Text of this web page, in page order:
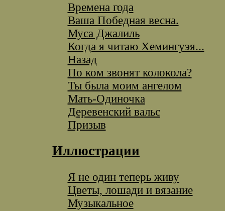
Времена года
Ваша Победная весна.
Муса Джалиль
Когда я читаю Хемингуэя...
Назад
По ком звонят колокола?
Ты была моим ангелом
Мать-Одиночка
Деревенский вальс
Призыв
Иллюстрации
Я не один теперь живу
Цветы, лошади и вязание
Музыкальное